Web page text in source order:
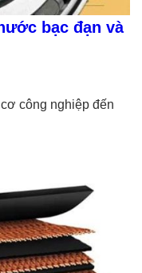
bạc đạn và
công nghiệp đến